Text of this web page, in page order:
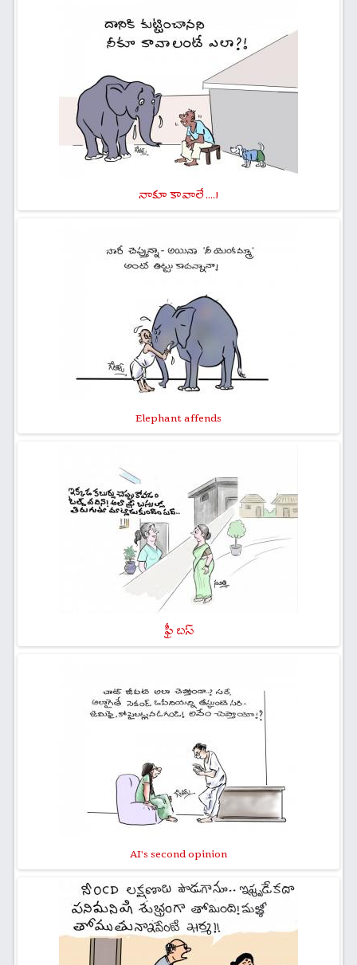
నాకూ కావాలే ....!
Elephant affends
ఫ్రీ బస్
AI's second opinion